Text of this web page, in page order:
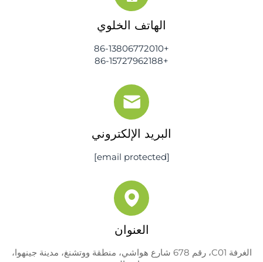
الهاتف الخلوي
البريد الإلكتروني
العنوان
الغرفة C01، رقم 678 شارع هواشي، منطقة ووتشنغ، مدينة جينهوا،